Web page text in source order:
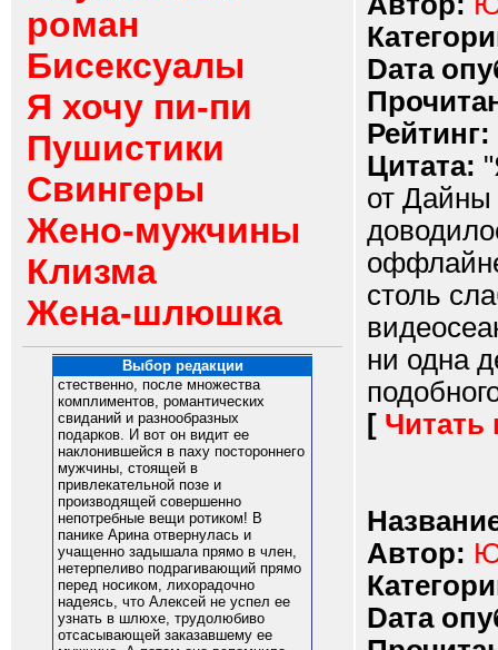
роман
Бисексуалы
Я хочу пи-пи
Пушистики
Свингеры
Жено-мужчины
Клизма
Жена-шлюшка
Выбор редакции
стественно, после множества
комплиментов, романтических
свиданий и разнообразных
подарков. И вот он видит ее
наклонившейся в паху постороннего
мужчины, стоящей в
привлекательной позе и
производящей совершенно
непотребные вещи ротиком! В
панике Арина отвернулась и
учащенно задышала прямо в член,
нетерпеливо подрагивающий прямо
перед носиком, лихорадочно
надеясь, что Алексей не успел ее
узнать в шлюхе, трудолюбиво
отсасывающей заказавшему ее
Dата
Рейтинг:
Цитата:
от Дайны
столь
ни одна
[ Читать
Автор:
Dата